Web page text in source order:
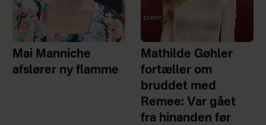
Mai Manniche
afslører ny flamme
Mathilde Gøhler
fortæller om
bruddet med
Remee: Var gået
fra hinanden før